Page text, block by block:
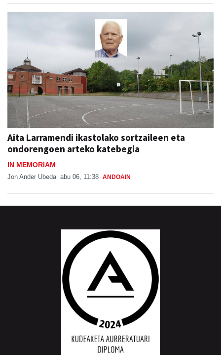
Aita Larramendi ikastolako sortzaileen eta
ondorengoen arteko katebegia
IN MEMORIAM
Jon Ander Ubeda abu 06, 11:38 ANDOAIN